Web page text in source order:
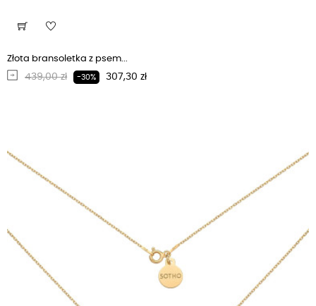
Złota bransoletka z psem...
Regularna cena
439,00 zł -30% Cena
307,30 zł